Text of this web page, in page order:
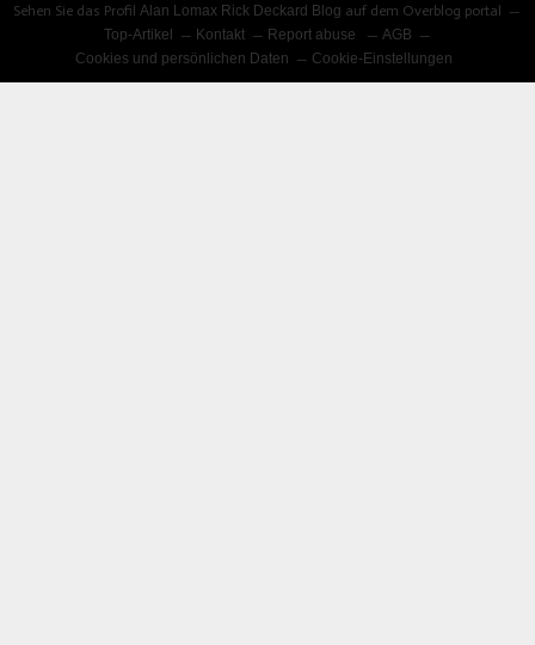
Sehen Sie das ProfilAlan Lomax Rick Deckard Blog auf dem Overblog portal
Top-Artikel
Kontakt Report abuse
AGB
Cookies und persönlichen Daten
Cookie-Einstellungen